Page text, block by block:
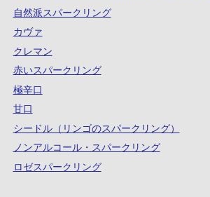
自然派スパークリング
カヴァ
クレマン
赤いスパークリング
極辛口
甘口
シードル（リンゴのスパークリング）
ノンアルコール・スパークリング
ロゼスパークリング